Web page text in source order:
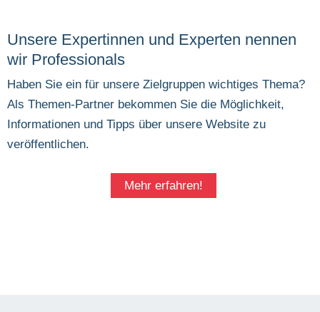
Unsere Expertinnen und Experten nennen
wir Professionals
Haben Sie ein für unsere Zielgruppen wichtiges Thema?
Als Themen-Partner bekommen Sie die Möglichkeit,
Informationen und Tipps über unsere Website zu
veröffentlichen.
Mehr erfahren!